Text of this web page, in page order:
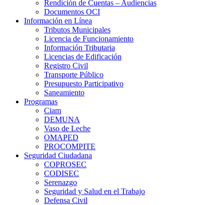
Rendición de Cuentas – Audiencias
Documentos OCI
Información en Línea
Tributos Municipales
Licencia de Funcionamiento
Información Tributaria
Licencias de Edificación
Registro Civil
Transporte Público
Presupuesto Participativo
Saneamiento
Programas
Ciam
DEMUNA
Vaso de Leche
OMAPED
PROCOMPITE
Seguridad Ciudadana
COPROSEC
CODISEC
Serenazgo
Seguridad y Salud en el Trabajo
Defensa Civil